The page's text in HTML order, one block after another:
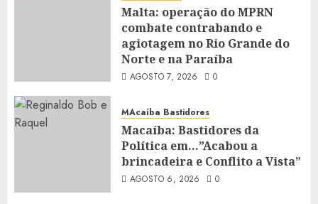
Malta: operação do MPRN
combate contrabando e
agiotagem no Rio Grande do
Norte e na Paraíba
AGOSTO 7, 2026 0
MAcaíba Bastidores
Macaíba: Bastidores da
Política em…”Acabou a
brincadeira e Conflito a Vista”
AGOSTO 6, 2026 0